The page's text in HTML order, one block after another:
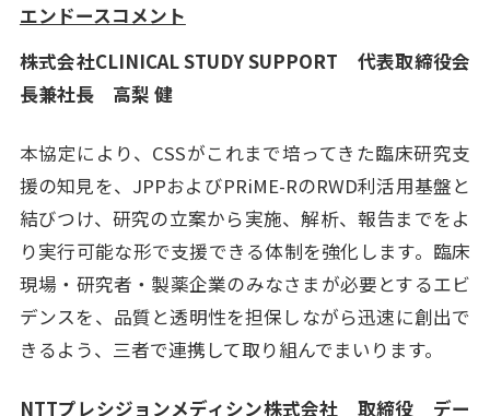
エンドースコメント
株式会社CLINICAL STUDY SUPPORT 代表取締役会
長兼社長 高梨 健
本協定により、CSSがこれまで培ってきた臨床研究支
援の知見を、JPPおよびPRiME-RのRWD利活用基盤と
結びつけ、研究の立案から実施、解析、報告までをよ
り実行可能な形で支援できる体制を強化します。臨床
現場・研究者・製薬企業のみなさまが必要とするエビ
デンスを、品質と透明性を担保しながら迅速に創出で
きるよう、三者で連携して取り組んでまいります。
NTTプレシジョンメディシン株式会社 取締役 デー